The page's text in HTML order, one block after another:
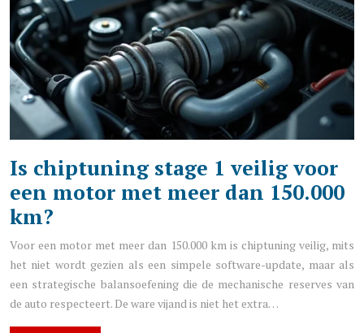
Is chiptuning stage 1 veilig voor
een motor met meer dan 150.000
km?
Voor een motor met meer dan 150.000 km is chiptuning veilig, mits
het niet wordt gezien als een simpele software-update, maar als
een strategische balansoefening die de mechanische reserves van
de auto respecteert. De ware vijand is niet het extra…